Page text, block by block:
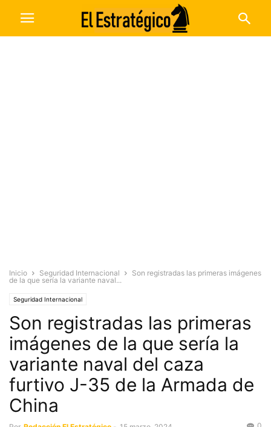
Inicio Seguridad Internacional
Son registradas las primeras imágenes
de la que sería la variante naval...
Seguridad Internacional
Son registradas las primeras
imágenes de la que sería la
variante naval del caza
furtivo J-35 de la Armada de
China